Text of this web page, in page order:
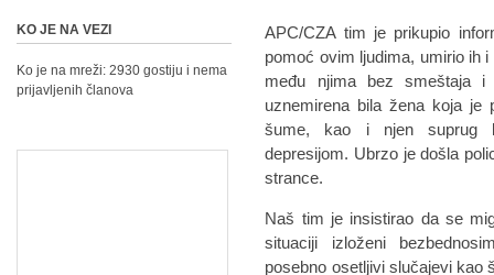
APC/CZA tim je prikupio
pomoć ovim ljudima, umirio ih
među njima bez smeštaja i
uznemirena bila žena koja je
šume, kao i njen
depresijom. Ubrzo je došla
strance.
Naš tim je insistirao da se
situaciji izloženi
posebno osetljivi slučajevi kao
KO JE NA VEZI
Ko je na mreži: 2930 gostiju i nema
prijavljenih članova